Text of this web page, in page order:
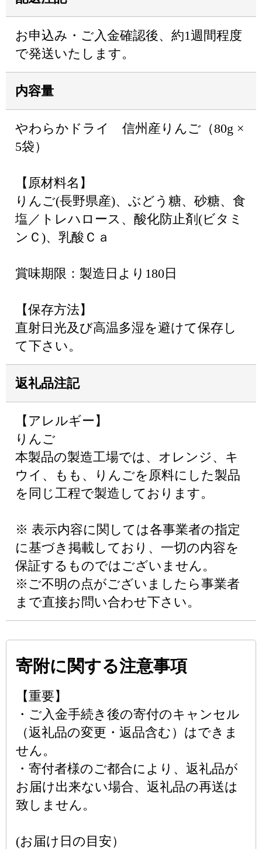
お申込み・ご入金確認後、約1週間程度
で発送いたします。
内容量
やわらかドライ 信州産りんご（80g ×
5袋）
【原材料名】
りんご(長野県産)、ぶどう糖、砂糖、食
塩／トレハロース、酸化防止剤(ビタミ
ンＣ)、乳酸Ｃａ
賞味期限：製造日より180日
【保存方法】
直射日光及び高温多湿を避けて保存し
て下さい。
返礼品注記
【アレルギー】
りんご
本製品の製造工場では、オレンジ、キ
ウイ、もも、りんごを原料にした製品
を同じ工程で製造しております。
※ 表示内容に関しては各事業者の指定
に基づき掲載しており、一切の内容を
保証するものではございません。
※ご不明の点がございましたら事業者
まで直接お問い合わせ下さい。
寄附に関する注意事項
【重要】
・ご入金手続き後の寄付のキャンセル
（返礼品の変更・返品含む）はできま
せん。
・寄付者様のご都合により、返礼品が
お届け出来ない場合、返礼品の再送は
致しません。
(お届け日の目安）